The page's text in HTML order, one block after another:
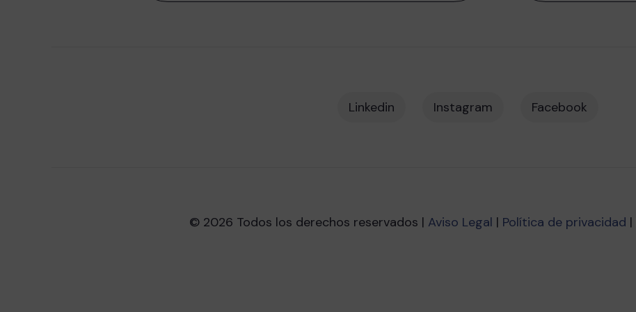
Linkedin Instagram Facebook
© 2026 Todos los derechos reservados | Aviso Legal | Política de privacidad |